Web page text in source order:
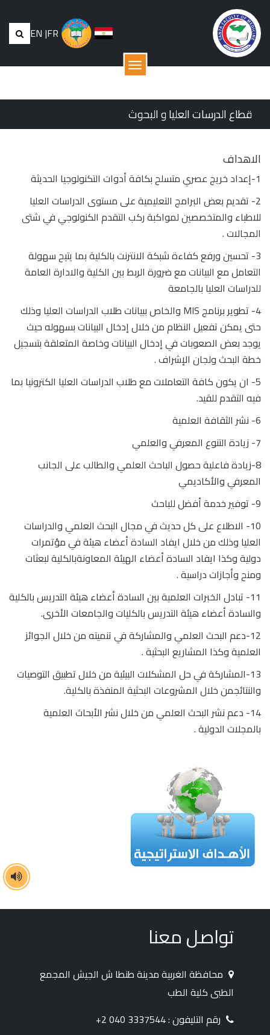
EN |FR
القائمة
قطاع الدرسات العليا و البحوث
الاهداف
1-إعداد خريج عصري متسلح بكافة أدوات التكنولوجيا الحديثة
2- تقديم بعض البرامج التعليمية على مستوى الدراسات العليا
للاطباء والمتخصصين لمواكبة ركب التقدم الكنولوجي في شتى
المجالات .
3- تحسين ورفع كفاءة شبكة الانترنت بالكلية بما يتيح سهولة
التعامل مع البيانات مع ضرورة الربط بين الكلية والادارة العامة
للدراسات العليا بالجامعة
4- تطوير برنامج MIS والخاص ببيانات طلاب الدراسات العليا وذلك
حتى يمكن تفعيل النظام من خلال إدخال البيانات بسهوله حيث
يوجد بعض الصعوبات في إدخال البيانات وخاصة المتعلقة بتسجيل
خطة البحث ولجان الإشراف .
5- ان يكون كافة التعاملات مع طلاب الدراسات العليا الكترونيا بما
فيه التقدم للقيد.
6- نشر الثقافة العلمية
7- زيادة التنوع المعرفي والعلمي
8-زيادة فاعلية حصول الباحث العلمي والطالب على الجانب
المعرفي والأكاديمي
9- توفير خدمة أفضل للباحث
10- الاطلاع على كل حديث في مجال البحث العلمي والدراسات
العليا وذلك من خلال ايفاد السادة أعضاء هيئة في مؤتمرات
دولية وكذا ايفاد السادة أعضاء الهيئة المعاونةبالكلية لبعثات
ومنح وأجازات دراسية .
11- تبادل الخبرات العلمية بين السادة أعضاء هيئة التدريس بالكلية
والسادة أعضاء هيئة التدريس بالكليات والجامعات الأخرى.
12-دعم البحث العلمي والمشاركة في تنميته من خلال الجوائز
العلمية وكذا المشاريع البحثية .
13-المشاركة في حل المشكلات البيئية من خلال تطبيق التوصيات
والنتائجمن خلال المشروعات البحثية المنفذة بالكلية.
14- دعم نشر البحث العلمي من خلال نشر الأبحاث العلمية
بالمجلات الدولية .
تواصل معنا
محافظة الغربية مدينة طنطا ش الجيش المجمع
الطبى كلية الطب
رقم التليفون : 3337544 040 2+